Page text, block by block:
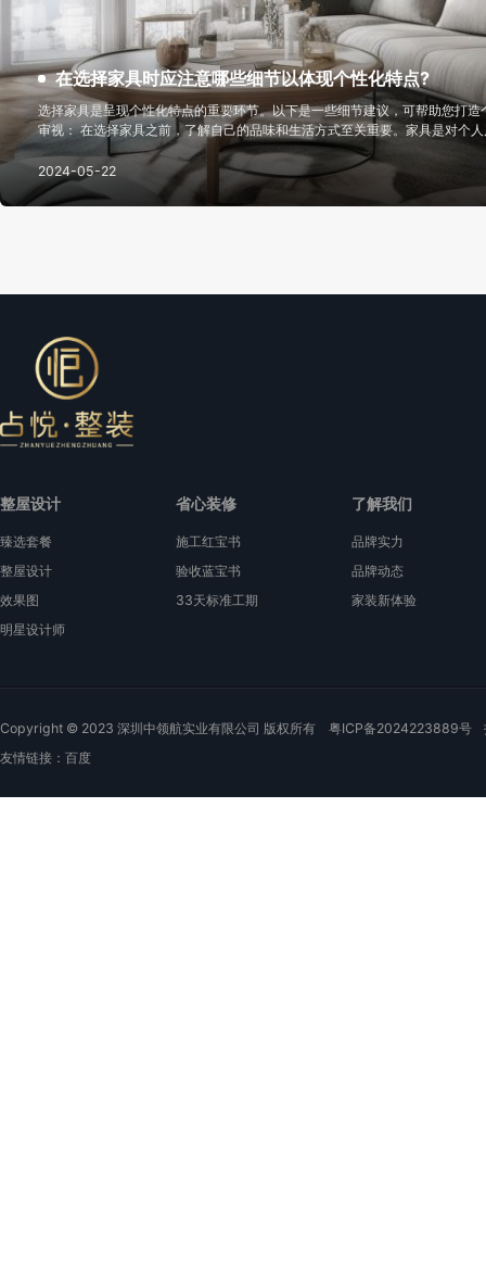
在选择家具时应注意哪些细节以体现个性化特点?
选择家具是呈现个性化特点的重要环节。以下是一些细节建议，可帮助您打造个性
审视： 在选择家具之前，了解自己的品味和生活方式至关重要。家具是对个人风格的独特表达，因
此需要先审视自我，确定个人喜好和需求。 2. 融入空间： 家具应与空间相融合，而不是突兀存在。
考虑家具的尺寸、形状和颜色，确
2024-05-22
整屋设计
臻选套餐
整屋设计
效果图
明星设计师
省心装修
施工红宝书
验收蓝宝书
33天标准工期
了解我们
品牌实力
品牌动态
家装新体验
Copyright © 2023 深圳中领航实业有限公司 版权所有 粤ICP备2024223889号
友情链接： 百度